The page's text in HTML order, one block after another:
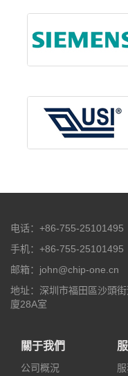
电话：+86-755-25101495
手机：+86-755-25101495
邮箱：john@chip-one.cn
地址：深圳市福田區沙頭
廈28A室
關于我們
公司概況